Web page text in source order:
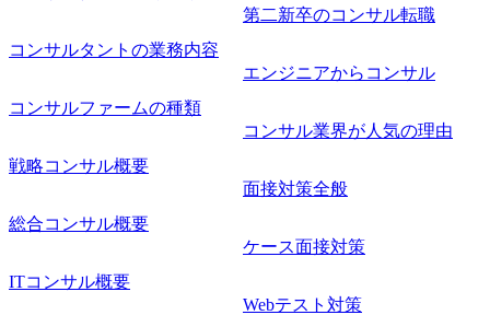
コンサルタントの業務内容
コンサルファームの種類
戦略コンサル概要
総合コンサル概要
ITコンサル概要
第二新卒のコンサル転職
エンジニアからコンサル
コンサル業界が人気の理由
面接対策全般
ケース面接対策
Webテスト対策